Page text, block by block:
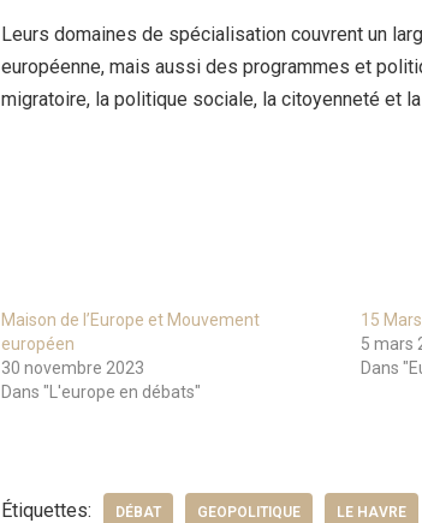
Leurs domaines de spécialisation couvrent un
européenne, mais aussi des programmes et
migratoire, la politique sociale, la citoyenneté et
Maison de l’Europe et Mouvement
européen
30 novembre 2023
Dans "L'europe en débats"
15
5 mars
Dans
Étiquettes: DÉBAT GEOPOLITIQUE LE HAVRE